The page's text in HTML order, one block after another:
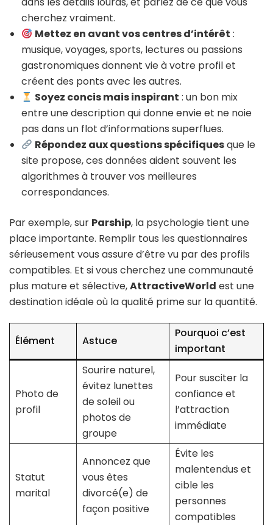
cherchez vraiment.
Mettez en avant vos centres d’intérêt :
musique, voyages, sports, lectures ou passions
gastronomiques donnent vie à votre profil et
créent des ponts avec les autres.
Soyez concis mais inspirant : un bon mix
entre une description qui donne envie et ne noie
pas dans un flot d’informations superflues.
Répondez aux questions spécifiquesque le
site propose, ces données aident souvent les
algorithmes à trouver vos meilleures
correspondances.
Par exemple, sur Parship, la psychologie tient une
place importante. Remplir tous les questionnaires
sérieusement vous assure d’être vu par des profils
compatibles. Et si vous cherchez une communauté
plus mature et sélective,AttractiveWorld est une
destination idéale où la qualité prime sur la quantité.
Élément Astuce
Pourquoi c’est
important
Photo de
profil
Sourire naturel,
évitez lunettes
de soleil ou
photos de
groupe
Pour susciter la
confiance et
l’attraction
immédiate
Statut
marital
Annoncez que
vous êtes
divorcé(e) de
façon positive
Évite les
malentendus et
cible les
personnes
compatibles